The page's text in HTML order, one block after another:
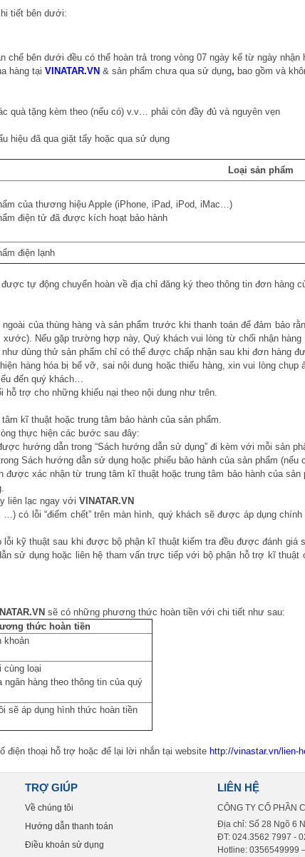
tiết bên dưới:
chế bên dưới đều có thể hoàn trả trong vòng 07 ngày kể từ ngày
hàng tại VINATAR.VN & sản phẩm chưa qua sử dụng, bao gồm và
quà tặng kèm theo (nếu có) v.v… phải còn đầy đủ và nguyên vẹn
hiệu đã qua giặt tẩy hoặc qua sử dụng
Loại sản phẩm
của thương hiệu Apple (iPhone, iPad, iPod, iMac…)
điện tử đã được kích hoạt bảo hành
điện lạnh
tự động chuyển hoàn về địa chỉ đăng ký theo thông tin đơn hàng
ngoài của thùng hàng và sản phẩm trước khi thanh toán để đảm bảo
Nếu gặp trường hợp này, Quý khách vui lòng từ chối nhận
dùng thử sản phẩm chỉ có thể được chấp nhận sau khi đơn hàng
hàng hóa bị bể vỡ, sai nội dung hoặc thiếu hàng, xin vui lòng
đến quý khách…
hỗ trợ cho những khiếu nại theo nội dung như trên.
kĩ thuật hoặc trung tâm bảo hành của sản phẩm.
thực hiện các bước sau đây:
hướng dẫn trong “Sách hướng dẫn sử dụng” đi kèm với mỗi sản
Sách hướng dẫn sử dụng hoặc phiếu bảo hành của sản phẩm (nếu
được xác nhận từ trung tâm kĩ thuật hoặc trung tâm bảo hành của
liên lạc ngay với VINATAR.VN
có lỗi “điểm chết” trên màn hình, quý khách sẽ được áp dụng
kỹ thuật sau khi được bộ phận kĩ thuật kiểm tra đều được đánh giá
sử dụng hoặc liên hệ tham vấn trực tiếp với bộ phận hỗ trợ kĩ thuật
sẽ có những phương thức hoàn tiền với chi tiết như sau:
thức hoàn tiền
khoản
cùng loại
ngân hàng theo thông tin của quý
sẽ áp dụng hình thức hoàn tiền
điện thoại hỗ trợ hoặc để lại lời nhắn tại website http://vinastar.vn/lien-
TRỢ GIÚP
Về chúng tôi
Hướng dẫn thanh toán
Điều khoản sử dụng
LIÊN HỆ
CÔNG TY CỔ PHẦN
Địa chỉ: Số 28 Ngõ 6
ĐT: 024.3562 7997 -
Hotline: 0356549999